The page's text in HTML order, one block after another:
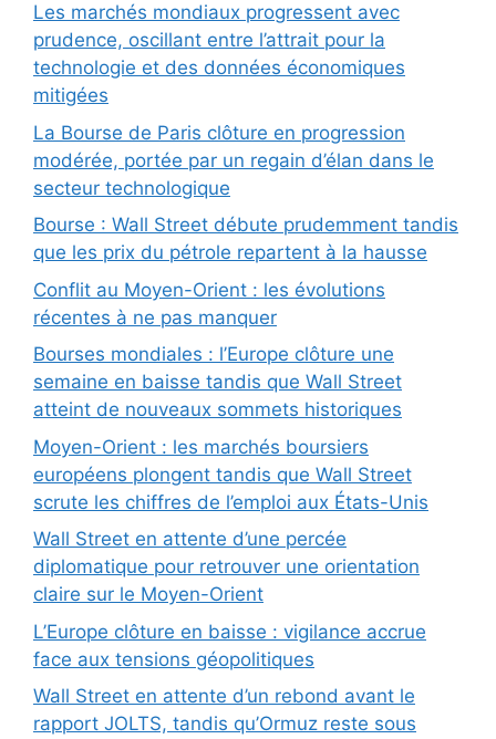
Les marchés mondiaux progressent avec
prudence, oscillant entre l’attrait pour la
technologie et des données économiques
mitigées
La Bourse de Paris clôture en progression
modérée, portée par un regain d’élan dans le
secteur technologique
Bourse : Wall Street débute prudemment tandis
que les prix du pétrole repartent à la hausse
Conflit au Moyen-Orient : les évolutions
récentes à ne pas manquer
Bourses mondiales : l’Europe clôture une
semaine en baisse tandis que Wall Street
atteint de nouveaux sommets historiques
Moyen-Orient : les marchés boursiers
européens plongent tandis que Wall Street
scrute les chiffres de l’emploi aux États-Unis
Wall Street en attente d’une percée
diplomatique pour retrouver une orientation
claire sur le Moyen-Orient
L’Europe clôture en baisse : vigilance accrue
face aux tensions géopolitiques
Wall Street en attente d’un rebond avant le
rapport JOLTS, tandis qu’Ormuz reste sous